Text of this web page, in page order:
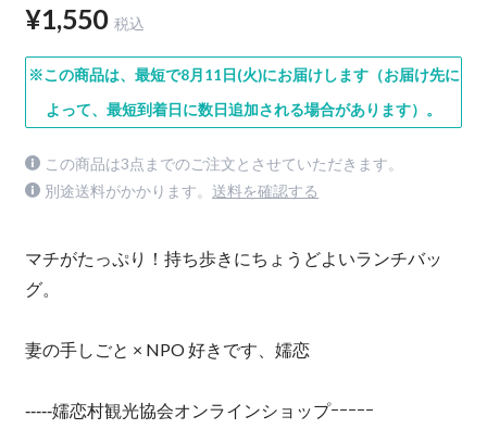
¥1,550 税込
※この商品は、最短で8月11日(火)にお届けします（お届け先に
よって、最短到着日に数日追加される場合があります）。
この商品は3点までのご注文とさせていただきます。
別途送料がかかります。 送料を確認する
マチがたっぷり！持ち歩きにちょうどよいランチバッ
グ。
妻の手しごと × NPO 好きです、嬬恋
‐‐‐‐‐嬬恋村観光協会オンラインショップｰｰｰｰｰ